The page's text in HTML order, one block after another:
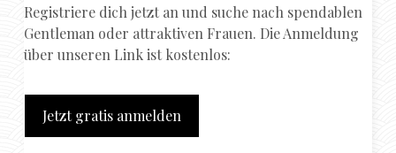
Registriere dich jetzt an und suche nach spendablen
Gentleman oder attraktiven Frauen. Die Anmeldung
über unseren Link ist kostenlos:
Jetzt gratis anmelden